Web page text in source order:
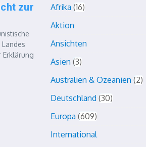
zur
Erklärung
Afrika 16
Aktion
Ansichten
Asien 3
Australien & Ozeanien 2
Deutschland 30
Europa 609
International